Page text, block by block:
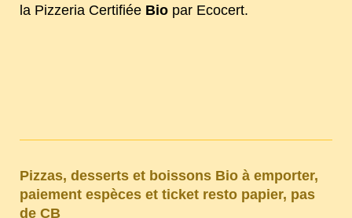
la Pizzeria Certifiée Bio par Ecocert.
Pizzas, desserts et boissons Bio à emporter,
paiement espèces et ticket resto papier, pas
de CB